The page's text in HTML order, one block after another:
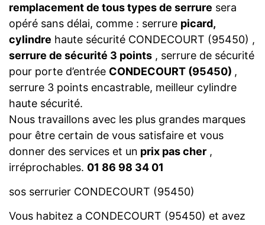
remplacement de tous types de serrure sera
opéré sans délai, comme : serrure picard,
cylindre haute sécurité CONDECOURT (95450) ,
serrure de sécurité 3 points , serrure de sécurité
pour porte d’entrée CONDECOURT (95450) ,
serrure 3 points encastrable, meilleur cylindre
haute sécurité.
Nous travaillons avec les plus grandes marques
pour être certain de vous satisfaire et vous
donner des services et un prix pas cher ,
irréprochables. 01 86 98 34 01
sos serrurier CONDECOURT (95450)
Vous habitez a CONDECOURT (95450) et avez